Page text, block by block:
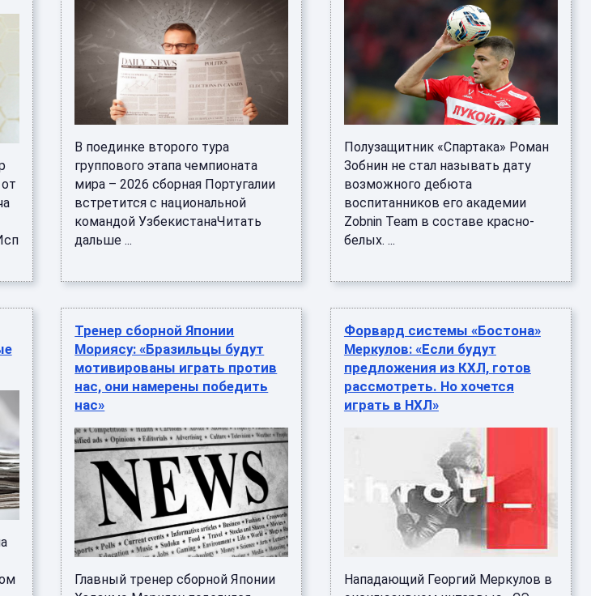
В поединке второго тура
группового этапа чемпионата
мира – 2026 сборная Португалии
встретится с национальной
командой УзбекистанаЧитать
дальше ...
Полузащитник «Спартака» Роман
Зобнин не стал называть дату
возможного дебюта
воспитанников его академии
Zobnin Team в составе красно-
белых. ...
Тренер сборной Японии
Мориясу: «Бразильцы будут
мотивированы играть против
нас, они намерены победить
нас»
Главный тренер сборной Японии
Форвард системы «Бостона»
Меркулов: «Если будут
предложения из КХЛ, готов
рассмотреть. Но хочется
играть в НХЛ»
Нападающий Георгий Меркулов в